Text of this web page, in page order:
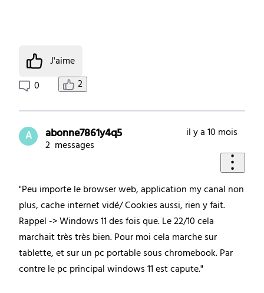
J'aime
0
2
A abonne7861y4q5
2 messages
il y a 10 mois
"Peu importe le browser web, application my canal non
plus, cache internet vidé/ Cookies aussi, rien y fait.
Rappel -> Windows 11 des fois que. Le 22/10 cela
marchait très très bien. Pour moi cela marche sur
tablette, et sur un pc portable sous chromebook. Par
contre le pc principal windows 11 est capute."